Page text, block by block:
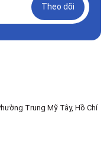
Theo dõi
Trung Mỹ Tây, Hồ Chí